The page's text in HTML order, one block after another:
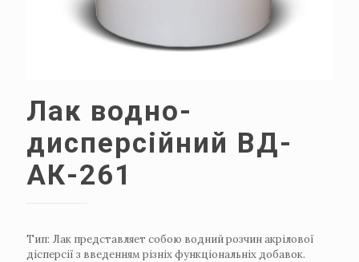
Лак водно-
дисперсійний ВД-
АК-261
Тип: Лак представляет собою водний розчин акрілової
дісперсії з введенням різніх функціональніх добавок.